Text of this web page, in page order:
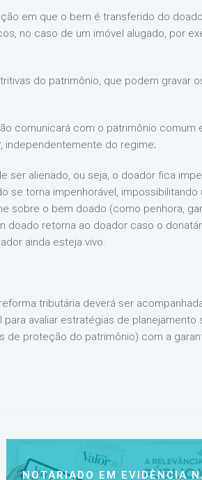
em que o bem é transferido do
no caso de um imóvel alugado, por
do patrimônio, que podem gravar
comunicará com o patrimônio
independentemente do regime;
ser alienado, ou seja, o doador fica
se torna impenhorável,
sobre o bem doado (como penhora,
doado retorna ao doador caso o
ainda esteja vivo.
tributária deverá ser
avaliar estratégias de
proteção do patrimônio) com a
NOTARIADO EM EVIDÊNCIA